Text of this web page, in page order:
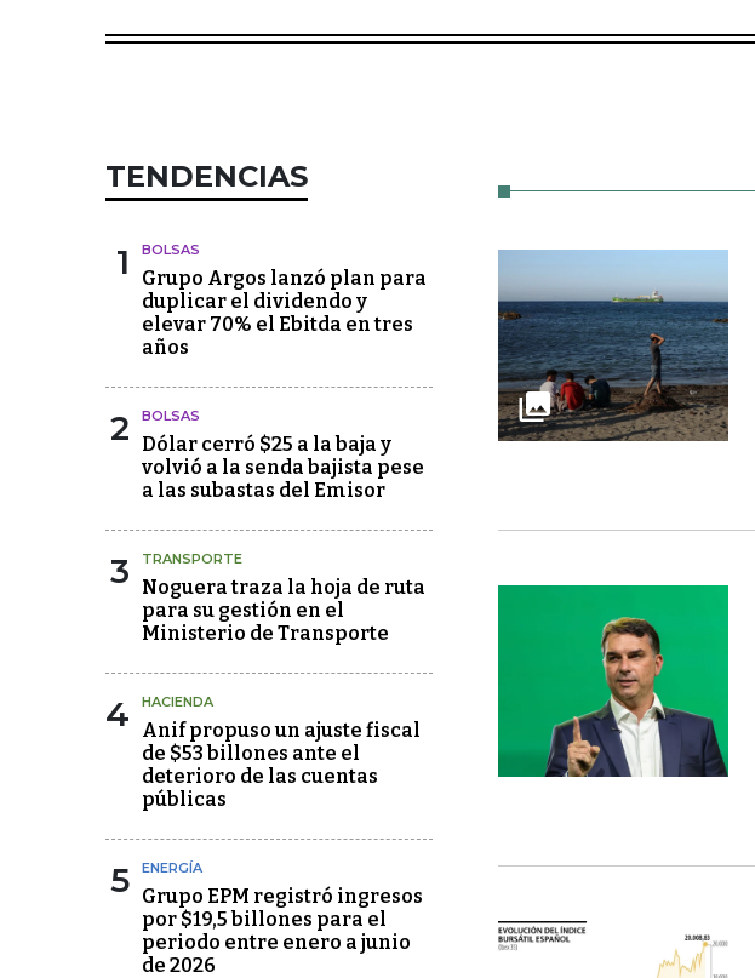
TENDENCIAS
1 BOLSAS
Grupo Argos lanzó plan para
duplicar el dividendo y
elevar 70% el Ebitda en tres
años
2 BOLSAS
Dólar cerró $25 a la baja y
volvió a la senda bajista pese
a las subastas del Emisor
3 TRANSPORTE
Noguera traza la hoja de ruta
para su gestión en el
Ministerio de Transporte
4 HACIENDA
Anif propuso un ajuste fiscal
de $53 billones ante el
deterioro de las cuentas
públicas
5 ENERGÍA
Grupo EPM registró ingresos
por $19,5 billones para el
periodo entre enero a junio
de 2026